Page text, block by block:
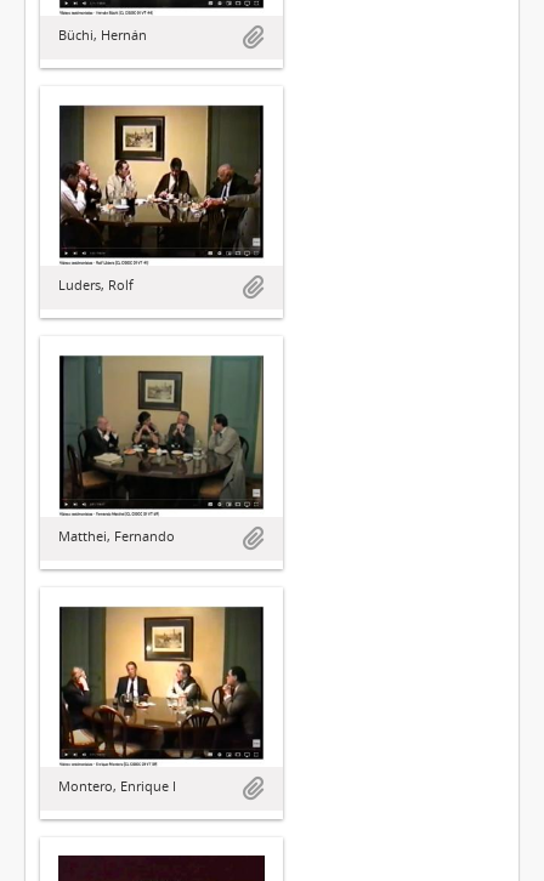
Büchi, Hernán
Luders, Rolf
Matthei, Fernando
Montero, Enrique I